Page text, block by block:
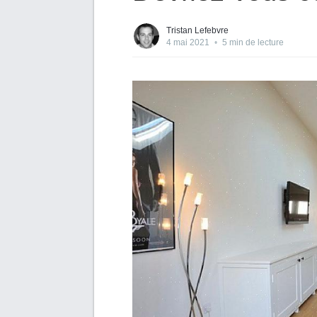
Tristan Lefebvre
4 mai 2021 • 5 min de lecture